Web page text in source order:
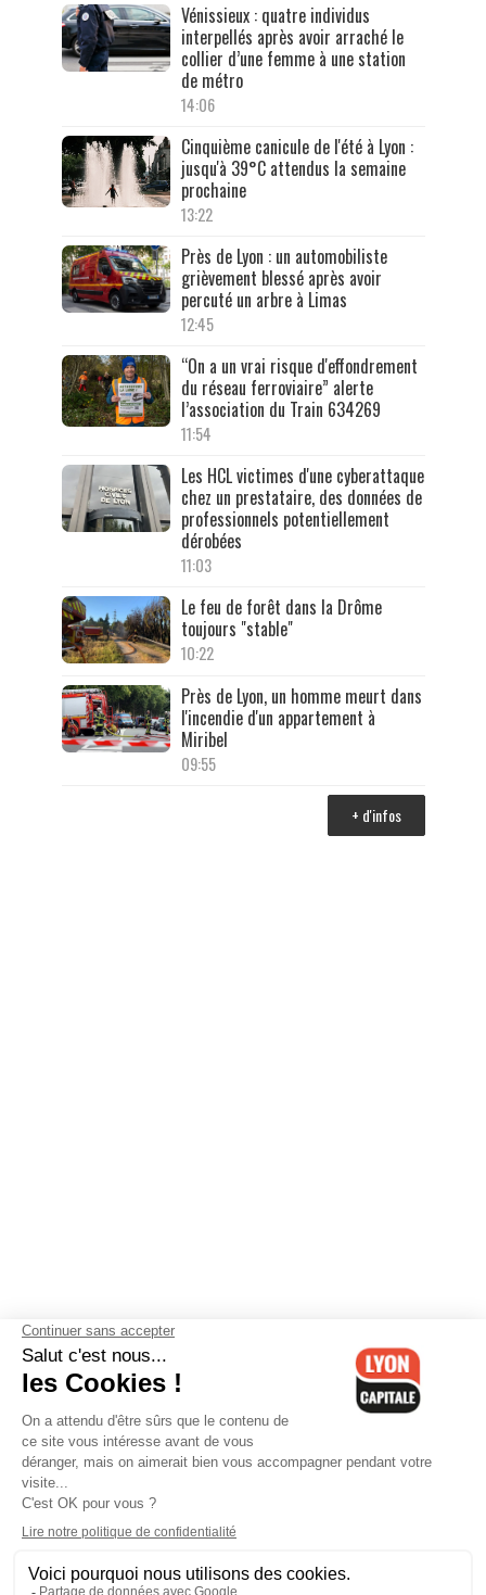
Vénissieux : quatre individus
interpellés après avoir arraché le
collier d’une femme à une station
de métro
14:06
Cinquième canicule de l'été à Lyon :
jusqu'à 39°C attendus la semaine
prochaine
13:22
Près de Lyon : un automobiliste
grièvement blessé après avoir
percuté un arbre à Limas
12:45
“On a un vrai risque d'effondrement
du réseau ferroviaire” alerte
l’association du Train 634269
11:54
Les HCL victimes d'une cyberattaque
chez un prestataire, des données de
professionnels potentiellement
dérobées
11:03
Le feu de forêt dans la Drôme
toujours "stable"
10:22
Près de Lyon, un homme meurt dans
l'incendie d'un appartement à
Miribel
09:55
+ d'infos
Contactez-nous-Mentions légales-CGV-Politique de